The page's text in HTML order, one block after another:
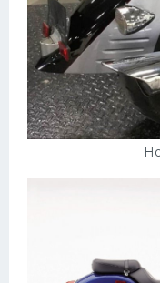
Автокемпер
Феррари
Поезда
Мотоциклы
Ямаха
Спецтехника